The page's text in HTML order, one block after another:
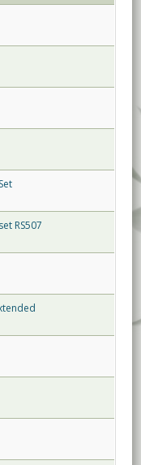
RS507